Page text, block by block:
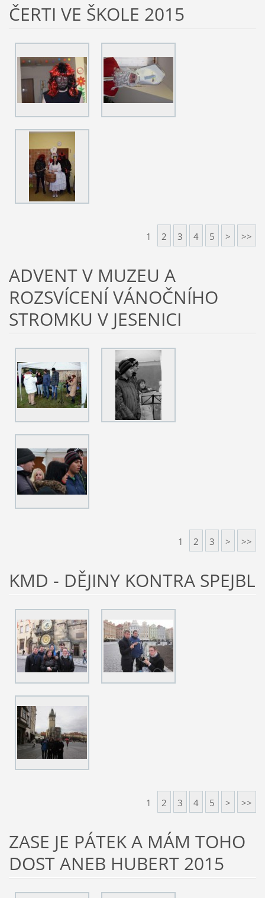
ČERTI VE ŠKOLE 2015
1 2 3 4 5 > >>
ADVENT V MUZEU A
ROZSVÍCENÍ VÁNOČNÍHO
STROMKU V JESENICI
1 2 3 > >>
KMD - DĚJINY KONTRA SPEJBL
1 2 3 4 5 > >>
ZASE JE PÁTEK A MÁM TOHO
DOST ANEB HUBERT 2015